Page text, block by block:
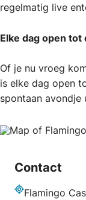
regelmatig live
Elke dag open tot
Of je nu vroeg
is elke dag open
spontaan avondje
Contact
Flamingo